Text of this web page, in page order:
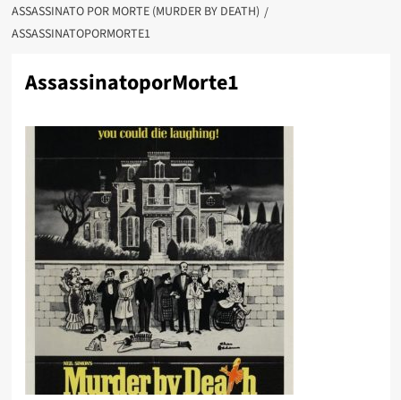
ASSASSINATO POR MORTE (MURDER BY DEATH)
ASSASSINATOPORMORTE1
AssassinatoporMorte1